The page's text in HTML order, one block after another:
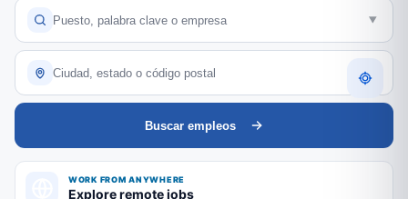
Buscar empleos
WORK FROM ANYWHERE
Explore remote jobs